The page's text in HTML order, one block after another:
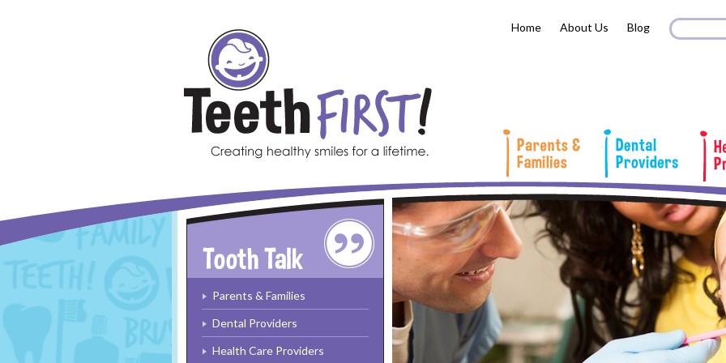
Home About Us Blog Search
Parents & Families
Dental Providers
Health Care Providers